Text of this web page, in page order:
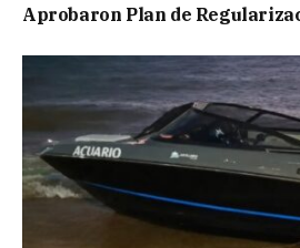
Aprobaron Plan de